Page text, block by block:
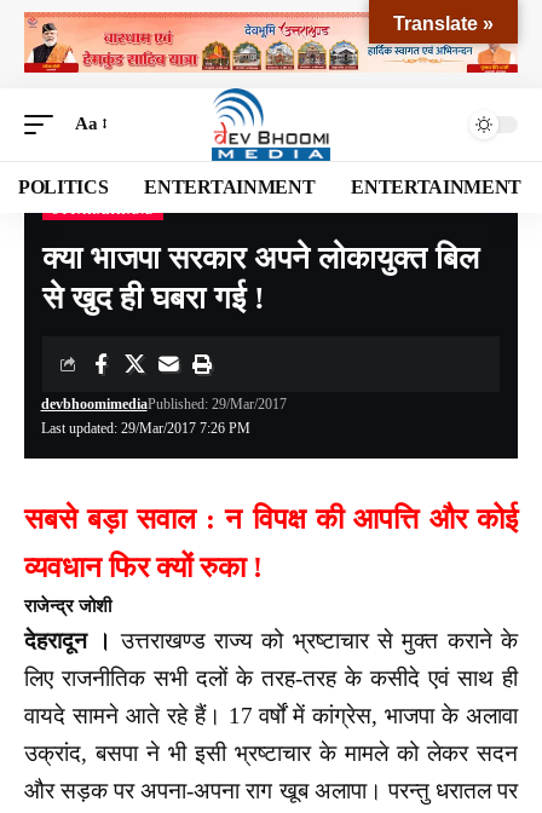
Aa
POLITICS ENTERTAINMENT ENTERTAINMENT
Devbhoomi Media> Blog>NATIONAL>UTTARAKHAND>क्या भाजपा सरकार अपने लोकायुक्त बिल से खुद ही घबरा गई !
क्या भाजपा सरकार अपने लोकायुक्त बिल
से खुद ही घबरा गई !
Last updated: 29/Mar/2017 7:26 PM
devbhoomimediaPublished: 29/Mar/2017
सबसे बड़ा सवाल : न विपक्ष की आपत्ति और कोई
व्यवधान फिर क्यों रुका !
राजेन्द्र जोशी
देहरादून । उत्तराखण्ड राज्य को भ्रष्टाचार से मुक्त कराने के
लिए राजनीतिक सभी दलों के तरह-तरह के कसीदे एवं साथ ही
वायदे सामने आते रहे हैं। 17 वर्षों में कांग्रेस, भाजपा के अलावा
उक्रांद, बसपा ने भी इसी भ्रष्टाचार के मामले को लेकर सदन
और सड़क पर अपना-अपना राग खूब अलापा। परन्तु धरातल पर
Translate »